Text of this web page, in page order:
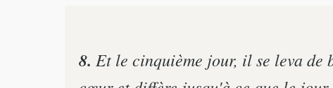
8. Et le cinquième jour, il se leva